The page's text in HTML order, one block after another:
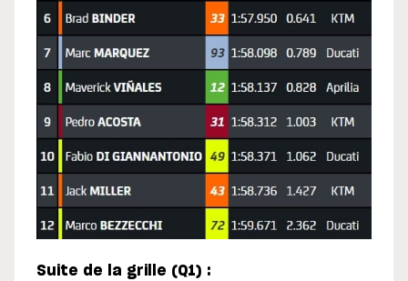
Suite de la grille (Q1) :